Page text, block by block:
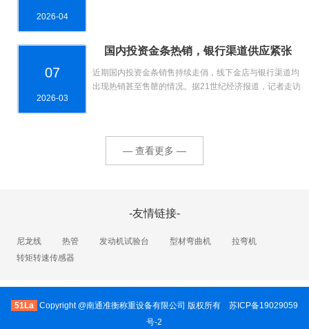
2026-04
07
2026-03
国内投资金条热销，银行渠道供应紧张
近期国内投资金条销售持续走俏，线下金店与银行渠道均
出现热销甚至售罄的情况。据21世纪经济报道，记者走访
— 查看更多 —
-友情链接-
尼龙线 热管 发动机试验台 型材弯曲机
拉弯机
转矩转速传感器
51La Copyright @南通准衡称重设备有限公司 版权所有 苏ICP备19029059
号-2